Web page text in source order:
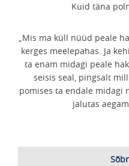
Kuid täna
„Mis ma küll nüüd peale
kerges meelepahas. Ja
ta enam midagi peale
seisis seal, pingsalt
pomises ta endale midagi
jalutas